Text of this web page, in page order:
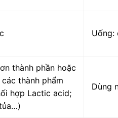
Uống:
thành phần hoặc
thành phẩm
hợp Lactic acid;
Dùng